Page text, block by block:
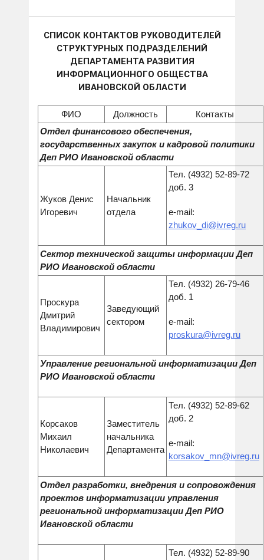
СПИСОК КОНТАКТОВ РУКОВОДИТЕЛЕЙ
СТРУКТУРНЫХ ПОДРАЗДЕЛЕНИЙ
ДЕПАРТАМЕНТА РАЗВИТИЯ
ИНФОРМАЦИОННОГО ОБЩЕСТВА
ИВАНОВСКОЙ ОБЛАСТИ
ФИО Должность
Контакты
Отдел финансового обеспечения,
государственных закупок и кадровой политики
Деп РИО Ивановской области
Жуков Денис
Игоревич
Начальник
отдела
Тел. (4932) 52-89-72
доб. 3
e-mail:
zhukov_di@ivreg.ru
Сектор технической защиты информации Деп
РИО Ивановской области
Проскура
Дмитрий
Владимирович
Заведующий
сектором
Тел. (4932) 26-79-46
доб. 1
e-mail:
proskura@ivreg.ru
Управление региональной информатизации Деп
РИО Ивановской области
Корсаков
Михаил
Николаевич
Заместитель
начальника
Департамента
Тел. (4932) 52-89-62
доб. 2
e-mail:
korsakov_mn@ivreg.ru
Отдел разработки, внедрения и сопровождения
проектов информатизации управления
региональной информатизации Деп РИО
Ивановской области
Тел. (4932) 52-89-90